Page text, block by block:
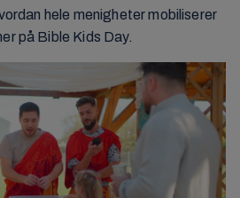
hele menigheter mobiliserer
på Bible Kids Day.